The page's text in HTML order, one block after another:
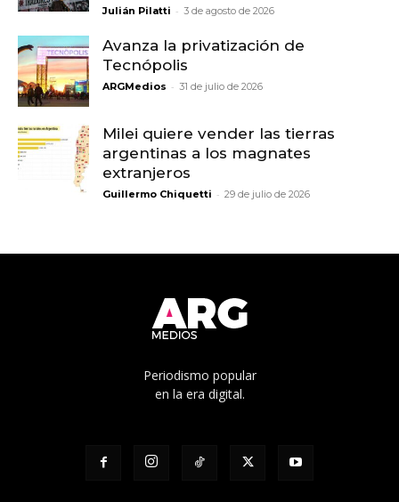
Julián Pilatti - 3 de agosto de 2026
Avanza la privatización de
Tecnópolis
ARGMedios - 31 de julio de 2026
Milei quiere vender las tierras
argentinas a los magnates
extranjeros
Guillermo Chiquetti - 29 de julio de 2026
Periodismo popular
en la era digital.